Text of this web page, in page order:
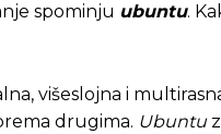
spominju ubuntu.
višeslojna i
drugima. Ubuntu